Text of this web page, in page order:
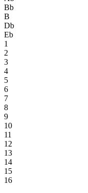
Bb
B
Db
Eb
1
2
3
4
5
6
7
8
9
10
11
12
13
14
15
16